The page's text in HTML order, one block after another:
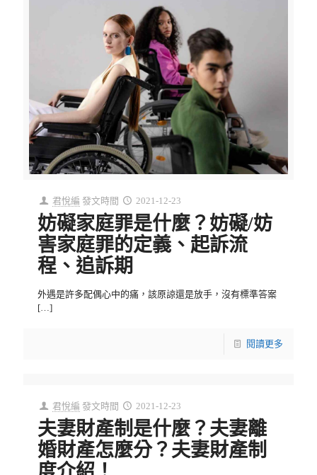
君悅編 發文時間 2021-12-23
妨礙家庭罪是什麼？妨礙/妨
害家庭罪的定義、起訴流
程、追訴期
外遇是許多配偶心中的痛，該原諒還是放手，沒有標準答案
[…]
閱讀更多
君悅編 發文時間 2021-12-23
夫妻財產制是什麼？夫妻離
婚財產怎麼分？夫妻財產制